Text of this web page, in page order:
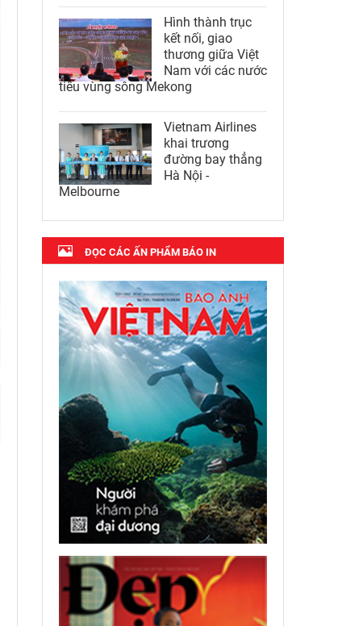
Hình thành trục
kết nối, giao
thương giữa Việt
Nam với các nước
tiểu vùng sông Mekong
Vietnam Airlines
khai trương
đường bay thẳng
Hà Nội -
Melbourne
ĐỌC CÁC ẤN PHẨM BÁO IN